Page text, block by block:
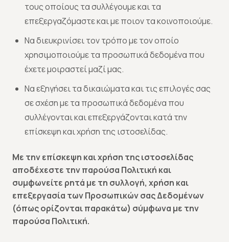
τους οποίους τα συλλέγουμε και τα
επεξεργαζόμαστε και με ποιον τα κοινοποιούμε.
Να διευκρινίσει τον τρόπο με τον οποίο
χρησιμοποιούμε τα προσωπικά δεδομένα που
έχετε μοιραστεί μαζί μας.
Να εξηγήσει τα δικαιώματα και τις επιλογές σας
σε σχέση με τα προσωπικά δεδομένα που
συλλέγονται και επεξεργάζονται κατά την
επίσκεψη και χρήση της ιστοσελίδας.
Με την επίσκεψη και χρήση της ιστοσελίδας
αποδέχεστε την παρούσα Πολιτική και
συμφωνείτε ρητά με τη συλλογή, χρήση και
επεξεργασία των Προσωπικών σας Δεδομένων
(όπως ορίζονται παρακάτω) σύμφωνα με την
παρούσα Πολιτική.